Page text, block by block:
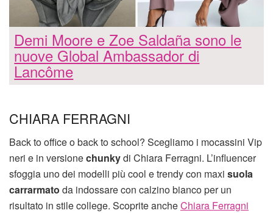
Demi Moore e Zoe Saldaña sono le
nuove Global Ambassador di
Lancôme
CHIARA FERRAGNI
Back to office o back to school? Scegliamo i mocassini Vip
neri e in versionechunkydi Chiara Ferragni. L’influencer
sfoggia uno dei modelli più cool e trendy con maxi suola
carrarmato da indossare con calzino bianco per un
risultato in stile college. Scoprite ancheChiara Ferragni